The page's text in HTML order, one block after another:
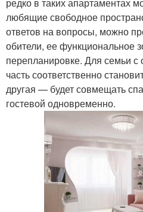
любящие свободное
ответов на вопросы, можно
обители, ее функциональное
перепланировке. Для семьи
часть соответственно
другая — будет совмещать
гостевой одновременно.